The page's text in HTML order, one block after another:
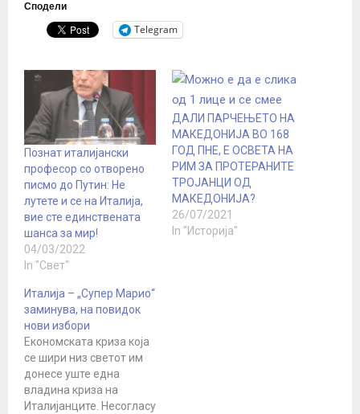
Сподели
Telegram
Познат италијански
професор со отворено
писмо до Путин: Не
лутете и се на Италија,
вие сте единствената
шанса за мир!
04/03/2022
In "Свет"
ДАЛИ ПАРЧЕЊЕТО НА
МАКЕДОНИЈА ВО 168
ГОД ПНЕ, Е ОСВЕТА НА
РИМ ЗА ПРОТЕРАНИТЕ
ТРОЈАНЦИ ОД
МАКЕДОНИЈА?
26/07/2021
In "Историја"
Италија – „Супер Марио“
заминува, на повидок
нови избори
Економската криза која
се шири низ светот им
донесе уште една
владина криза на
Италијанците. Несогласу